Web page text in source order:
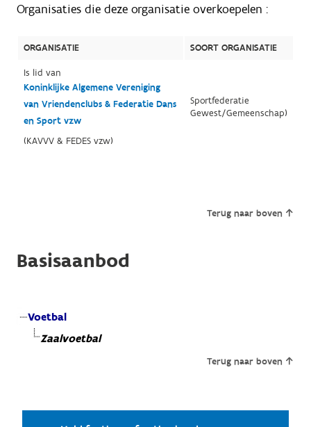
Organisaties die deze organisatie overkoepelen :
ORGANISATIE
SOORT ORGANISATIE
Is lid van
Koninklijke Algemene Vereniging
van Vriendenclubs & Federatie Dans
en Sport vzw
(KAVVV & FEDES vzw)
Sportfederatie
Gewest/Gemeenschap)
Terug naar boven
Basisaanbod
Voetbal
Zaalvoetbal
Terug naar boven